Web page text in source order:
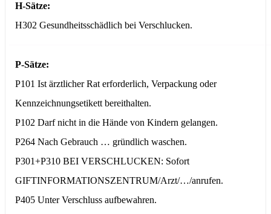
H-Sätze:
H302 Gesundheitsschädlich bei Verschlucken.
P-Sätze:
P101 Ist ärztlicher Rat erforderlich, Verpackung oder
Kennzeichnungsetikett bereithalten.
P102 Darf nicht in die Hände von Kindern gelangen.
P264 Nach Gebrauch … gründlich waschen.
P301+P310 BEI VERSCHLUCKEN: Sofort
GIFTINFORMATIONSZENTRUM/Arzt/…/anrufen.
P405 Unter Verschluss aufbewahren.